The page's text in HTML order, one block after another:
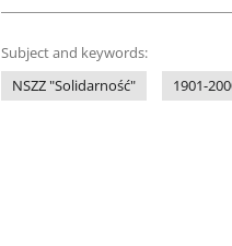
Subject and keywords:
NSZZ "Solidarność"
1901-